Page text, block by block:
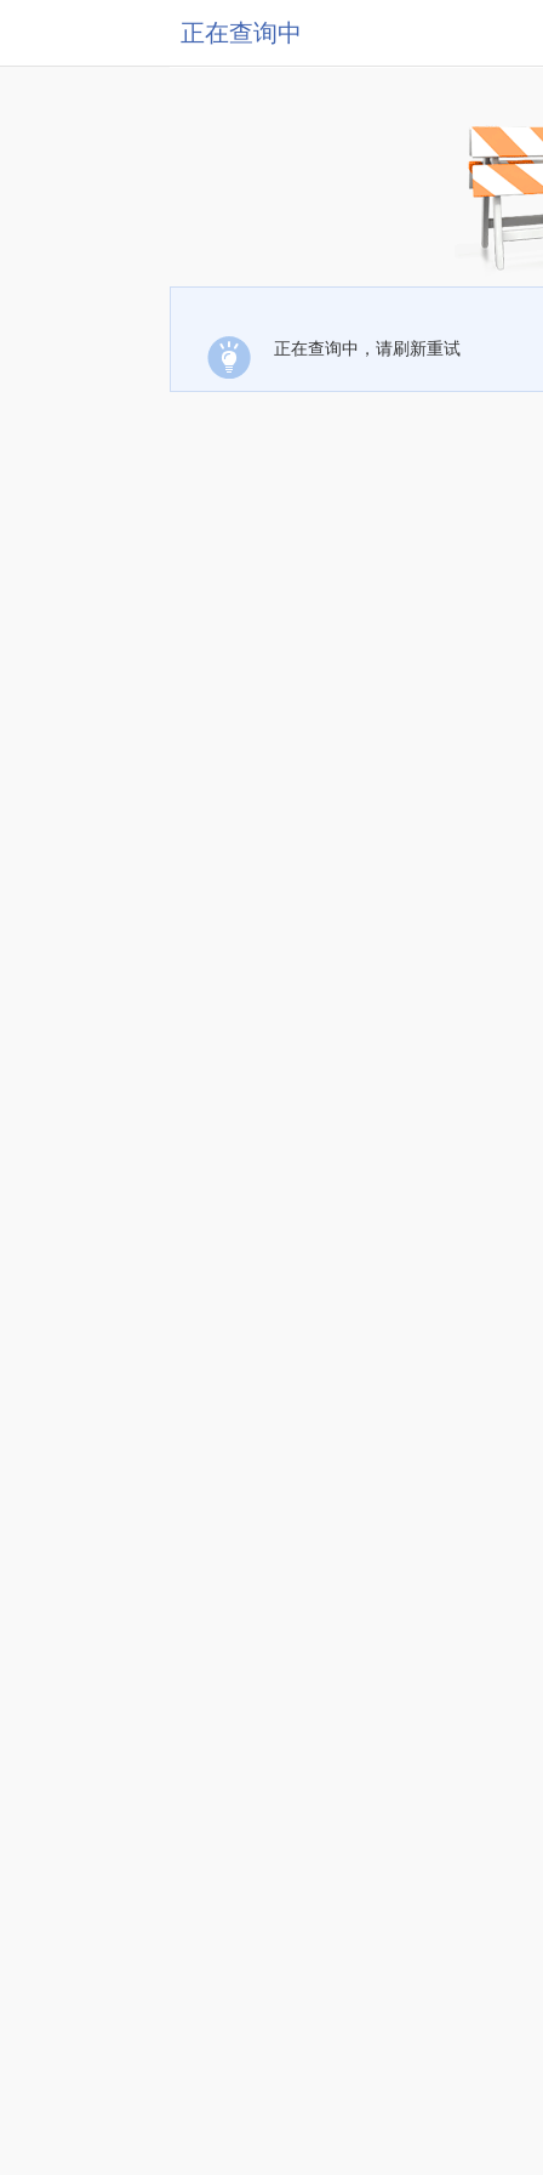
正在查询中
正在查询中，请刷新重试